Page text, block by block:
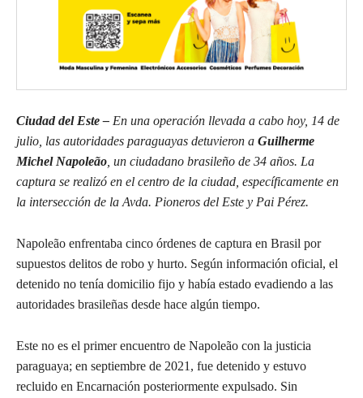
Ciudad del Este – En una operación llevada a cabo hoy, 14 de
julio, las autoridades paraguayas detuvieron a Guilherme
Michel Napoleão , un ciudadano brasileño de 34 años. La
captura se realizó en el centro de la ciudad, específicamente en
la intersección de la Avda. Pioneros del Este y Pai Pérez.
Napoleão enfrentaba cinco órdenes de captura en Brasil por
supuestos delitos de robo y hurto. Según información oficial, el
detenido no tenía domicilio fijo y había estado evadiendo a las
autoridades brasileñas desde hace algún tiempo.
Este no es el primer encuentro de Napoleão con la justicia
paraguaya; en septiembre de 2021, fue detenido y estuvo
recluido en Encarnación posteriormente expulsado. Sin